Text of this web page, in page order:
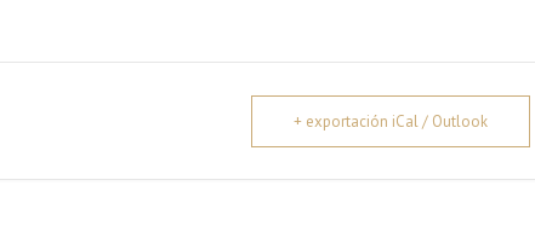
+ exportación iCal / Outlook